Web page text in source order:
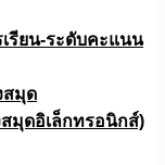
รียน-ระดับคะแนน
สมุด
มุดอิเล็กทรอนิกส์)